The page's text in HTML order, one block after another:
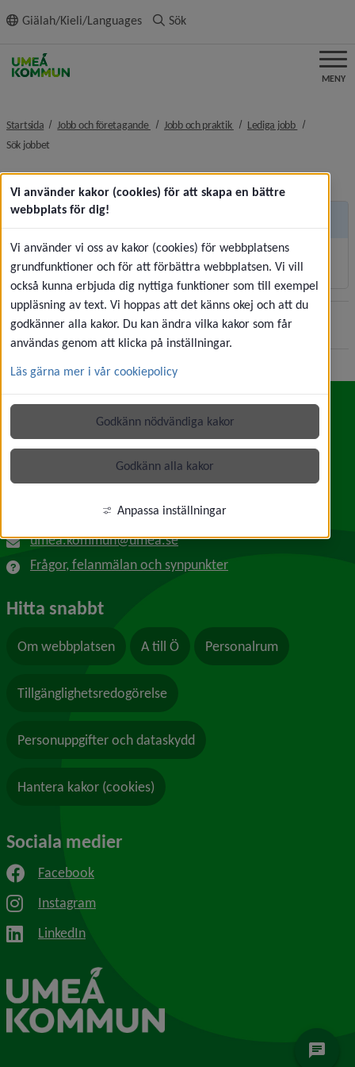
innehållet
Giälah/Kieli/Languages Sök
MENY
Startsida Jobb och företagande nivå i brödsmulenavigeringen
Jobb och praktik nivå i
Lediga jobb nivå i
Sök jobbet
Andra sidor
Korttidsvikariat och sommarjobb
Sidan uppdaterades2026-07-30 Dela
Kontakt
Umeå kommun
Länk till annan webbplats, öppnas i nytt
090-16 10 00
umea.kommun@umea.se
Frågor, felanmälan och synpunkter
Hitta snabbt
Om webbplatsen A till Ö Personalrum
Tillgänglighetsredogörelse
Personuppgifter och dataskydd
Hantera kakor (cookies)
Sociala medier
Facebook
Instagram
LinkedIn
chat
Vi använder kakor (cookies) för att skapa en bättre
webbplats för dig!
Vi använder vi oss av kakor (cookies) för webbplatsens
grundfunktioner och för att förbättra webbplatsen. Vi vill
också kunna erbjuda dig nyttiga funktioner som till exempel
uppläsning av text. Vi hoppas att det känns okej och att du
godkänner alla kakor. Du kan ändra vilka kakor som får
användas genom att klicka på inställningar.
Läs gärna mer i vår cookiepolicy
Godkänn nödvändiga kakor
Godkänn alla kakor
Anpassa inställningar